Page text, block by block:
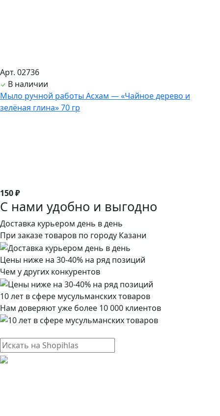
Арт. 02736
В наличии
Мыло ручной работы Асхам — «Чайное дерево и
зелёная глина» 70 гр
150 ₽
С нами удобно и выгодно
Доставка курьером день в день
При заказе товаров по городу Казани
Цены ниже на 30-40% на ряд позиций
Чем у других конкурентов
10 лет в сфере мусульманских товаров
Нам доверяют уже более 10 000 клиентов